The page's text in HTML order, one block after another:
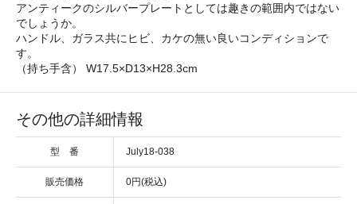
アンティークのシルバープレートとしては趣きの範囲内ではない
でしょうか。
ハンドル、ガラス共にヒビ、カケの無い良いコンディションで
す。
（持ち手含） W17.5×D13×H28.3cm
その他の詳細情報
型 番 July18-038
販売価格 0円(税込)